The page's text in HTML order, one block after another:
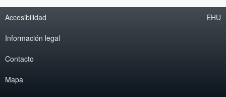
Accesibilidad
Información legal
Contacto
Mapa
EHU